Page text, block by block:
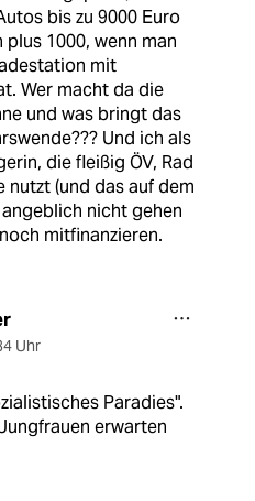
bis zu 9000 Euro
plus 1000, wenn man
mit
Wer macht da die
und was bringt das
Und ich als
die fleißig ÖV, Rad
nutzt (und das auf dem
nicht gehen
mitfinanzieren.
Uhr
Paradies".
erwarten